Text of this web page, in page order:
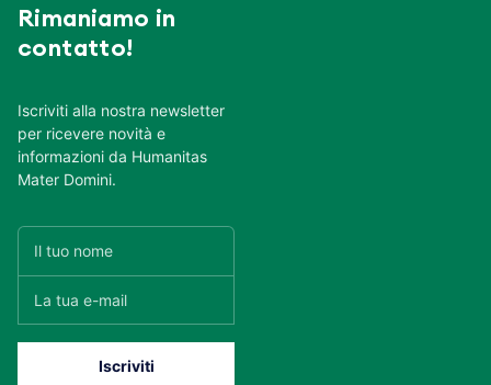
Rimaniamo in
contatto!
Iscriviti alla nostra newsletter
per ricevere novità e
informazioni da Humanitas
Mater Domini.